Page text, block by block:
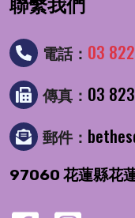
聯繫我們
電話： 03
傳真： 03
郵件：
97060 花蓮縣花